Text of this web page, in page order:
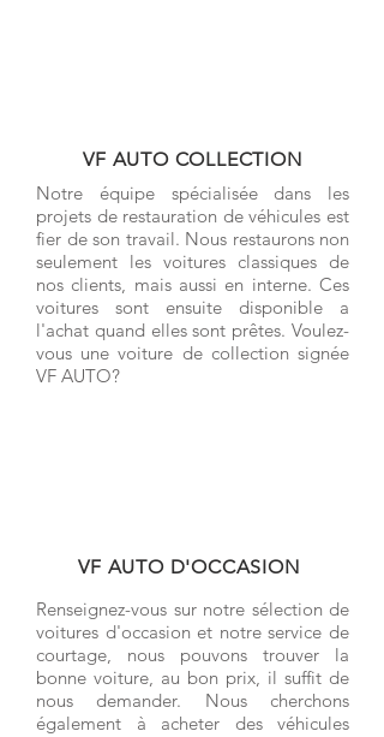
VF AUTO COLLECTION
Notre équipe spécialisée dans les
projets de restauration de véhicules est
fier de son travail. Nous restaurons non
seulement les voitures classiques de
nos clients, mais aussi en interne. Ces
voitures sont ensuite disponible a
l'achat quand elles sont prêtes. Voulez-
vous une voiture de collection signée
VF AUTO?
VF AUTO D'OCCASION
Renseignez-vous sur notre sélection de
voitures d'occasion et notre service de
courtage, nous pouvons trouver la
bonne voiture, au bon prix, il suffit de
nous demander. Nous cherchons
également à acheter des véhicules